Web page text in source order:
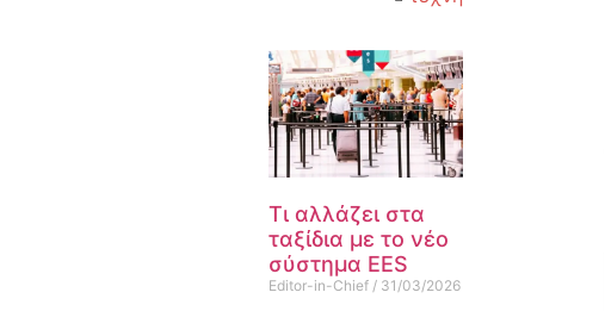
Τι αλλάζει στα
ταξίδια με το νέο
σύστημα EES
Editor-in-Chief 31/03/2026